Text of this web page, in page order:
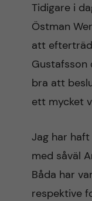
Tidigare i
Östman
att
Gustafsson
bra att
ett mycket
Jag har
med såväl
Båda har
respektive